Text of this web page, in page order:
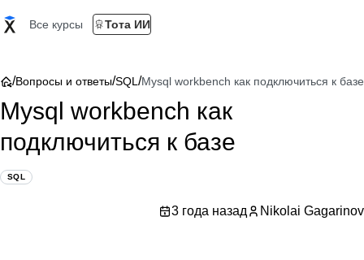
Все курсы Тота ИИ
/Вопросы и ответы/SQL /Mysql workbench как подключиться к базе
Mysql workbench как
подключиться к базе
SQL
3 года назад Nikolai Gagarinov